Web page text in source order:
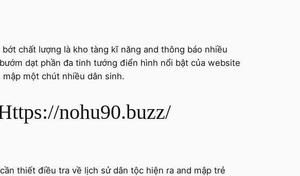
chất lượng là kho tàng kĩ năng and thông báo nhiều
dạt phần đa tinh tướng điển hình nổi bật của website
một chút nhiều dân sinh.
nohu90.buzz/
thiết điều tra về lịch sử dân tộc hiện ra and mập trẻ